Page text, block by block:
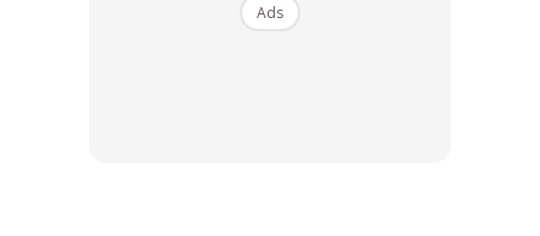
menjadi viral di media sosial.
Ads